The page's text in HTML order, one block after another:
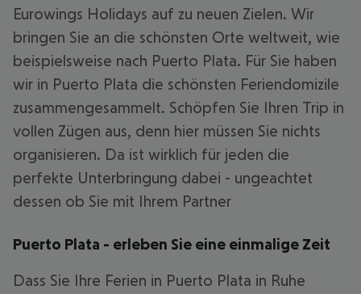
Eurowings Holidays auf zu neuen Zielen. Wir
bringen Sie an die schönsten Orte weltweit, wie
beispielsweise nach Puerto Plata. Für Sie haben
wir in Puerto Plata die schönsten Feriendomizile
zusammengesammelt. Schöpfen Sie Ihren Trip in
vollen Zügen aus, denn hier müssen Sie nichts
organisieren. Da ist wirklich für jeden die
perfekte Unterbringung dabei - ungeachtet
dessen ob Sie mit Ihrem Partner
Puerto Plata - erleben Sie eine einmalige Zeit
Dass Sie Ihre Ferien in Puerto Plata in Ruhe